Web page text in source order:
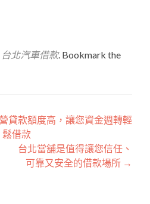
台北汽車借款. Bookmark the
貸款額度高，讓您資金週轉輕
鬆借款
台北當舖是值得讓您信任、
可靠又安全的借款場所 →